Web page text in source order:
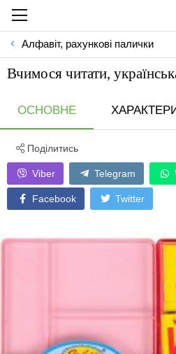
Алфавіт, рахункові палички
Вчимося читати,
ОСНОВНЕ
Поділитись
Viber Telegram
Facebook Twitter